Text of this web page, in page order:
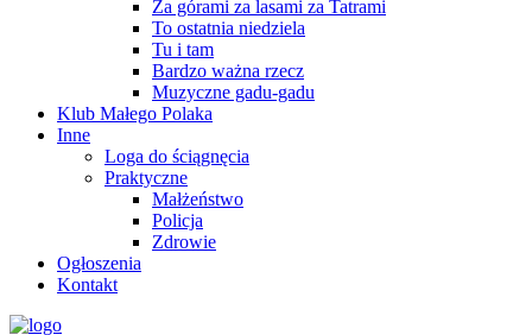
Za górami za lasami za Tatrami
To ostatnia niedziela
Tu i tam
Bardzo ważna rzecz
Muzyczne gadu-gadu
Klub Małego Polaka
Inne
Loga do ściągnęcia
Praktyczne
Małżeństwo
Policja
Zdrowie
Ogłoszenia
Kontakt